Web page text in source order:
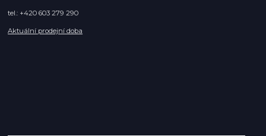
tel.: +420 603 279 290
Aktuální prodejní doba